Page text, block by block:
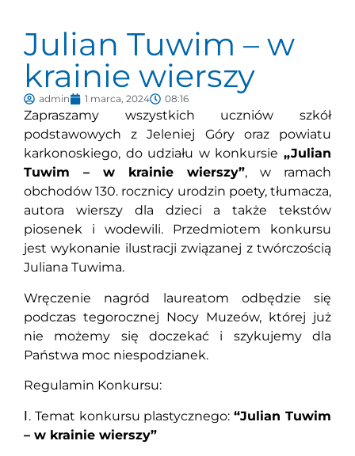
Julian Tuwim – w
krainie wierszy
admin 1 marca, 2024 08:16
Zapraszamy wszystkich uczniów szkół
podstawowych z Jeleniej Góry oraz powiatu
karkonoskiego, do udziału w konkursie „Julian
Tuwim – w krainie wierszy”, w ramach
obchodów 130. rocznicy urodzin poety, tłumacza,
autora wierszy dla dzieci a także tekstów
piosenek i wodewili. Przedmiotem konkursu
jest wykonanie ilustracji związanej z twórczością
Juliana Tuwima.
Wręczenie nagród laureatom odbędzie się
podczas tegorocznej Nocy Muzeów, której już
nie możemy się doczekać i szykujemy dla
Państwa moc niespodzianek.
Regulamin Konkursu:
Ⅰ. Temat konkursu plastycznego:“Julian Tuwim
– w krainie wierszy”